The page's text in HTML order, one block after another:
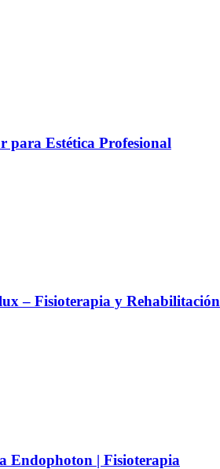
Estética Profesional
– Fisioterapia y Rehabilitación
Endophoton | Fisioterapia